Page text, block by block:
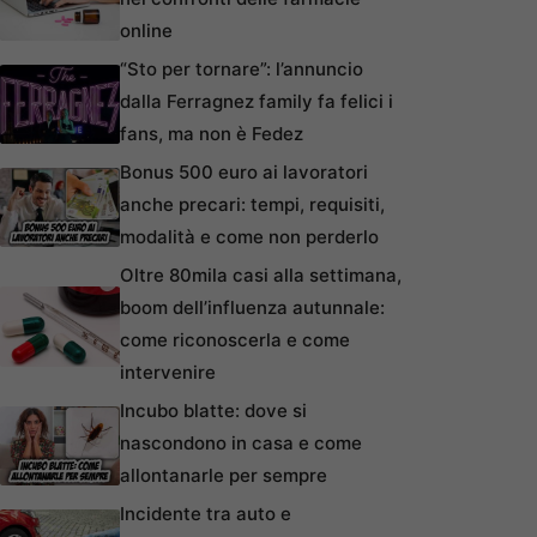
online
“Sto per tornare”: l’annuncio
dalla Ferragnez family fa felici i
fans, ma non è Fedez
Bonus 500 euro ai lavoratori
anche precari: tempi, requisiti,
modalità e come non perderlo
Oltre 80mila casi alla settimana,
boom dell’influenza autunnale:
come riconoscerla e come
intervenire
Incubo blatte: dove si
nascondono in casa e come
allontanarle per sempre
Incidente tra auto e